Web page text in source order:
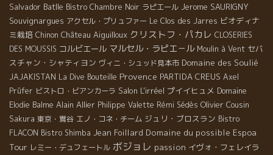
Salvador Batlle Bistro Chambre Noir ラピエール Jerome SAURIGNY
Souvignargues アクセル・プリュファー Le Clos des Jarres ビオディナ
ミ栽培 Chinon Château Aiguilloux クリストフ・パカレ CLOSERIES
DES MOUSSIS コルビエール マルセル・ラピエ－ル Moulin à Vent セバ
スチャン・シャティヨン ヴィニ・シュッド見本市 Domaine des Soulié
JAJAKISTAN La Dive Bouteille Provence PARTIDA CREUS Axel
Prüfer ビストロ・ビアンカーラ Salon L'irréel プイイヒュメ Domaine
Elodie Balme Alain Allier Philippe Valette Rémi Sédès Olivier Cousin
Sakura 東京・鴬谷 エノ・コネ・チーム ジュリ・ブロスラン Bistro
FLACON Bistro Shimba Jean Foillard Domaine du possible Espoa
Tour レミー・デュフェートル ボジョレ passion イヴォ・フェレイラ